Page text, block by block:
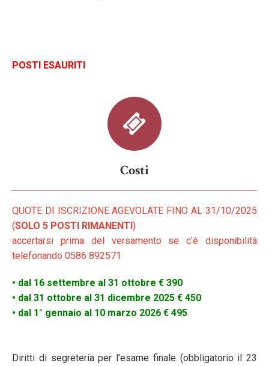
POSTI ESAURITI
Costi
QUOTE DI ISCRIZIONE AGEVOLATE FINO AL 31/10/2025
(SOLO 5 POSTI RIMANENTI)
accertarsi prima del versamento se c'è disponibilità
telefonando 0586 892571
• dal 16 settembre al 31 ottobre € 390
• dal 31 ottobre al 31 dicembre 2025 € 450
• dal 1° gennaio al 10 marzo 2026 € 495
Diritti di segreteria per l’esame finale (obbligatorio il 23